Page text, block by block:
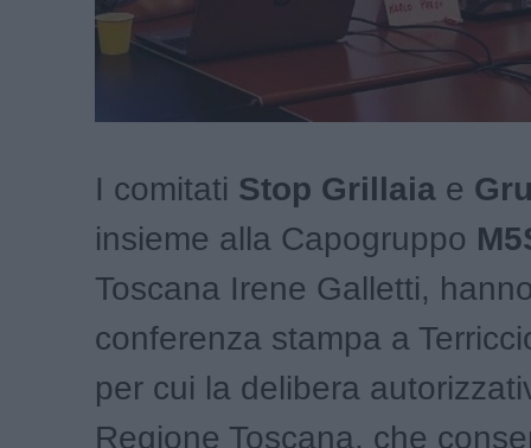
I comitati Stop Grillaia e
insieme alla Capogruppo
Toscana Irene Galletti,
conferenza stampa a
per cui la delibera
Regione Toscana, che